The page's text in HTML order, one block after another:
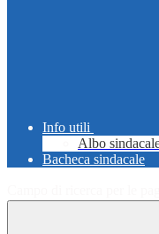
Info utili
Albo
Bacheca sindacale